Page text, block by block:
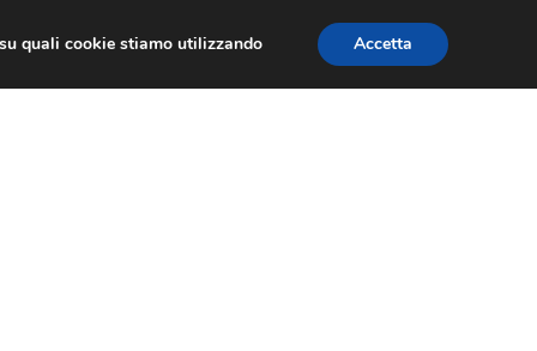
quali cookie stiamo utilizzando Accetta